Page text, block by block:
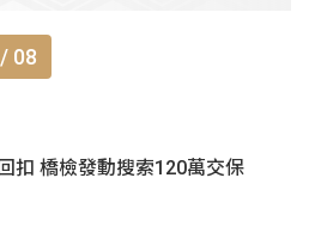
08
扣 橋檢發動搜索120萬交保